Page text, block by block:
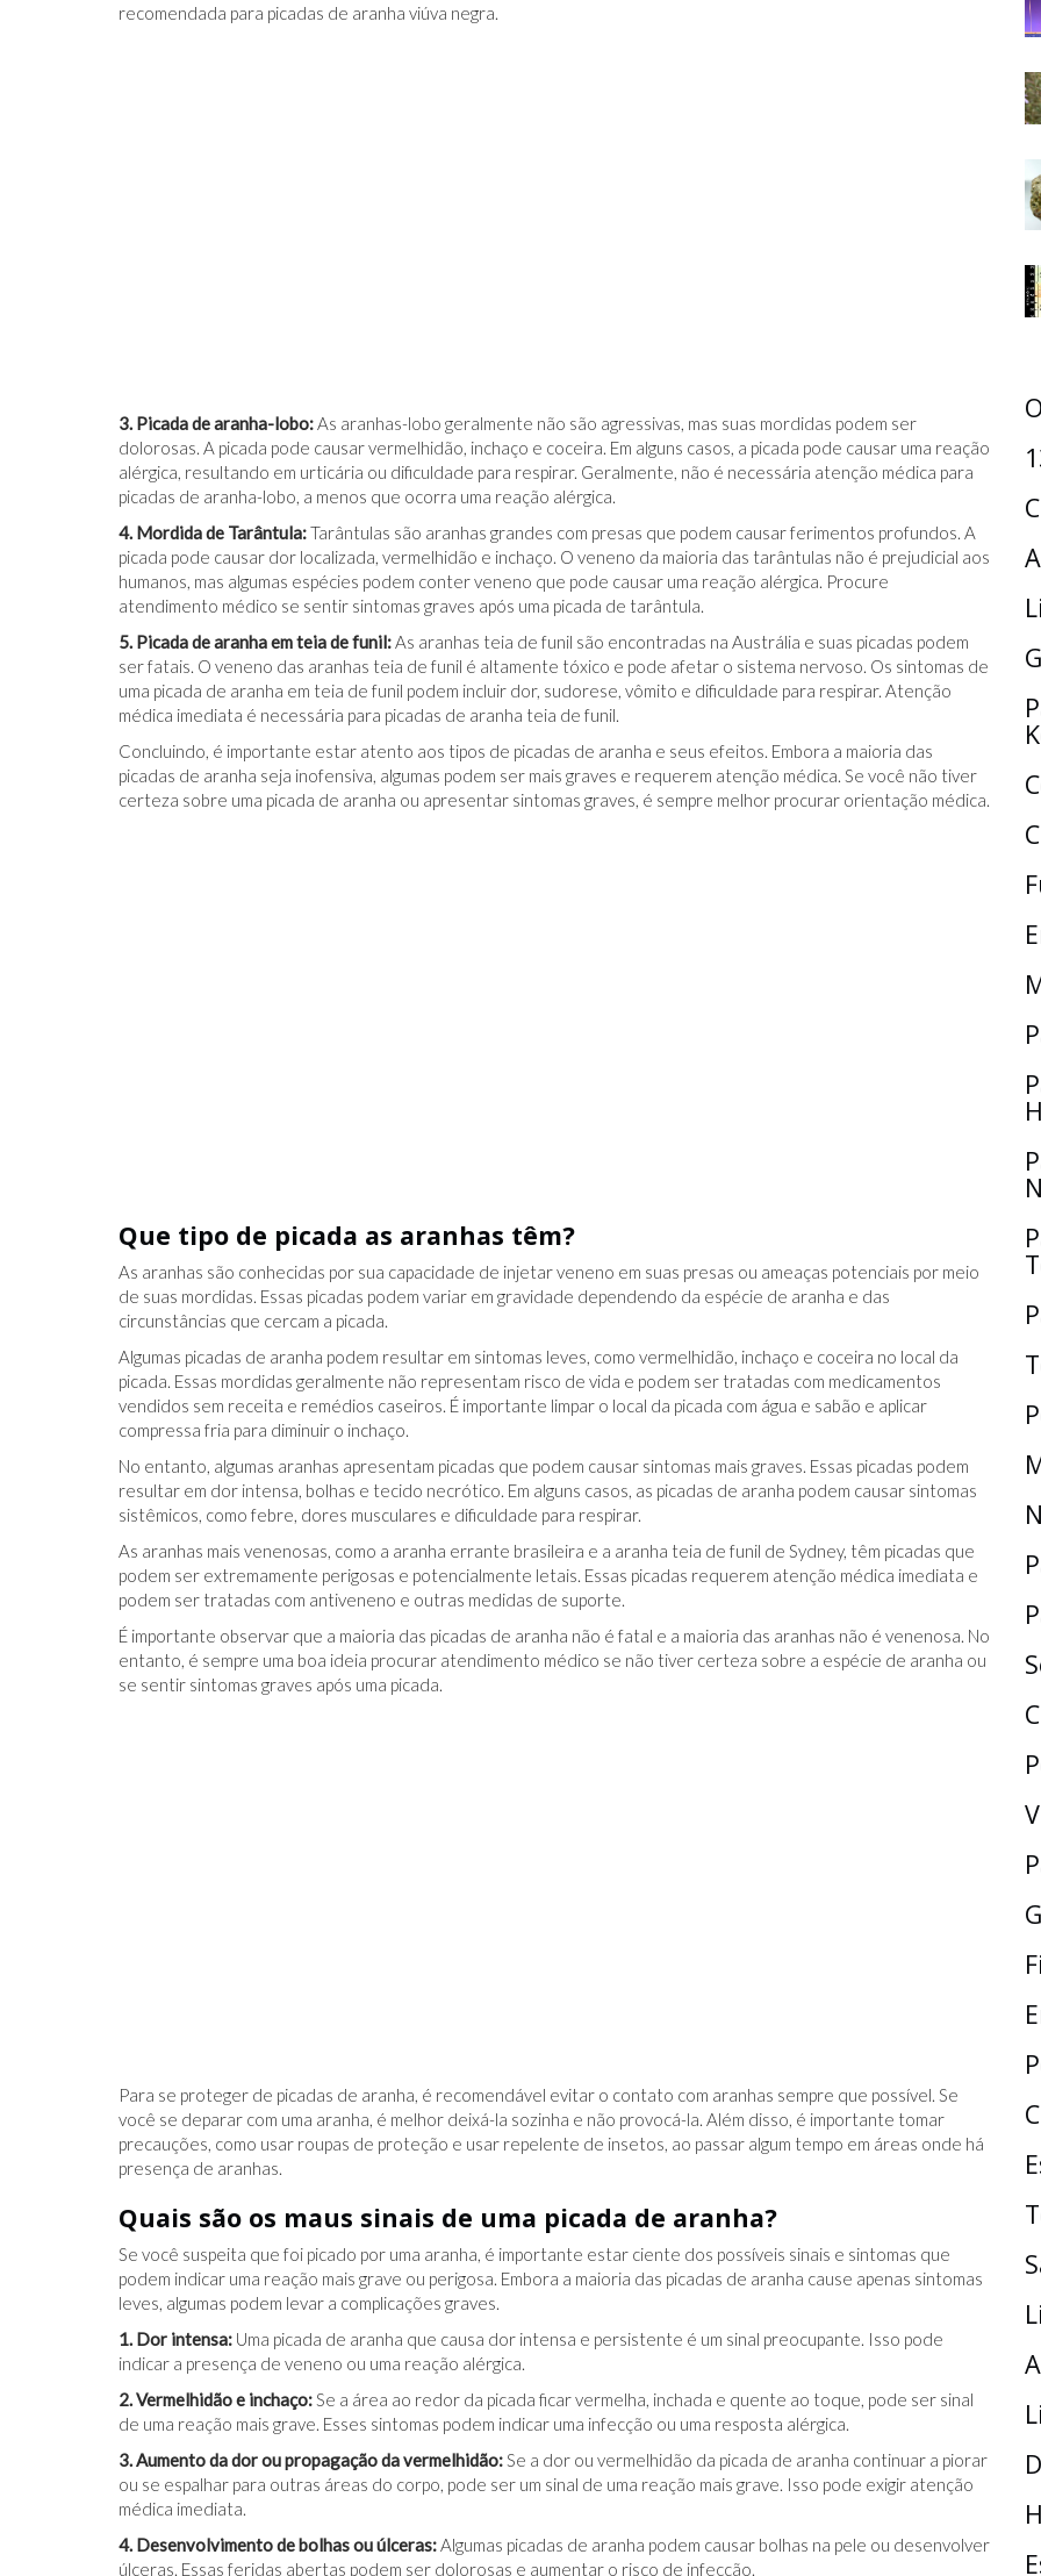
recomendada para picadas de aranha viúva negra.
3. Picada de aranha-lobo:As aranhas-lobo geralmente não são agressivas, mas suas mordidas podem ser
dolorosas. A picada pode causar vermelhidão, inchaço e coceira. Em alguns casos, a picada pode causar uma reação
alérgica, resultando em urticária ou dificuldade para respirar. Geralmente, não é necessária atenção médica para
picadas de aranha-lobo, a menos que ocorra uma reação alérgica.
4. Mordida de Tarântula:Tarântulas são aranhas grandes com presas que podem causar ferimentos profundos. A
picada pode causar dor localizada, vermelhidão e inchaço. O veneno da maioria das tarântulas não é prejudicial aos
humanos, mas algumas espécies podem conter veneno que pode causar uma reação alérgica. Procure
atendimento médico se sentir sintomas graves após uma picada de tarântula.
5. Picada de aranha em teia de funil:As aranhas teia de funil são encontradas na Austrália e suas picadas podem
ser fatais. O veneno das aranhas teia de funil é altamente tóxico e pode afetar o sistema nervoso. Os sintomas de
uma picada de aranha em teia de funil podem incluir dor, sudorese, vômito e dificuldade para respirar. Atenção
médica imediata é necessária para picadas de aranha teia de funil.
Concluindo, é importante estar atento aos tipos de picadas de aranha e seus efeitos. Embora a maioria das
picadas de aranha seja inofensiva, algumas podem ser mais graves e requerem atenção médica. Se você não tiver
certeza sobre uma picada de aranha ou apresentar sintomas graves, é sempre melhor procurar orientação médica.
Que tipo de picada as aranhas têm?
As aranhas são conhecidas por sua capacidade de injetar veneno em suas presas ou ameaças potenciais por meio
de suas mordidas. Essas picadas podem variar em gravidade dependendo da espécie de aranha e das
circunstâncias que cercam a picada.
Algumas picadas de aranha podem resultar em sintomas leves, como vermelhidão, inchaço e coceira no local da
picada. Essas mordidas geralmente não representam risco de vida e podem ser tratadas com medicamentos
vendidos sem receita e remédios caseiros. É importante limpar o local da picada com água e sabão e aplicar
compressa fria para diminuir o inchaço.
No entanto, algumas aranhas apresentam picadas que podem causar sintomas mais graves. Essas picadas podem
resultar em dor intensa, bolhas e tecido necrótico. Em alguns casos, as picadas de aranha podem causar sintomas
sistêmicos, como febre, dores musculares e dificuldade para respirar.
As aranhas mais venenosas, como a aranha errante brasileira e a aranha teia de funil de Sydney, têm picadas que
podem ser extremamente perigosas e potencialmente letais. Essas picadas requerem atenção médica imediata e
podem ser tratadas com antiveneno e outras medidas de suporte.
É importante observar que a maioria das picadas de aranha não é fatal e a maioria das aranhas não é venenosa. No
entanto, é sempre uma boa ideia procurar atendimento médico se não tiver certeza sobre a espécie de aranha ou
se sentir sintomas graves após uma picada.
Para se proteger de picadas de aranha, é recomendável evitar o contato com aranhas sempre que possível. Se
você se deparar com uma aranha, é melhor deixá-la sozinha e não provocá-la. Além disso, é importante tomar
precauções, como usar roupas de proteção e usar repelente de insetos, ao passar algum tempo em áreas onde há
presença de aranhas.
Quais são os maus sinais de uma picada de aranha?
Se você suspeita que foi picado por uma aranha, é importante estar ciente dos possíveis sinais e sintomas que
podem indicar uma reação mais grave ou perigosa. Embora a maioria das picadas de aranha cause apenas sintomas
leves, algumas podem levar a complicações graves.
1. Dor intensa: Uma picada de aranha que causa dor intensa e persistente é um sinal preocupante. Isso pode
indicar a presença de veneno ou uma reação alérgica.
2. Vermelhidão e inchaço:Se a área ao redor da picada ficar vermelha, inchada e quente ao toque, pode ser sinal
de uma reação mais grave. Esses sintomas podem indicar uma infecção ou uma resposta alérgica.
3. Aumento da dor ou propagação da vermelhidão:Se a dor ou vermelhidão da picada de aranha continuar a piorar
ou se espalhar para outras áreas do corpo, pode ser um sinal de uma reação mais grave. Isso pode exigir atenção
médica imediata.
4. Desenvolvimento de bolhas ou úlceras:Algumas picadas de aranha podem causar bolhas na pele ou desenvolver
úlceras. Essas feridas abertas podem ser dolorosas e aumentar o risco de infecção.